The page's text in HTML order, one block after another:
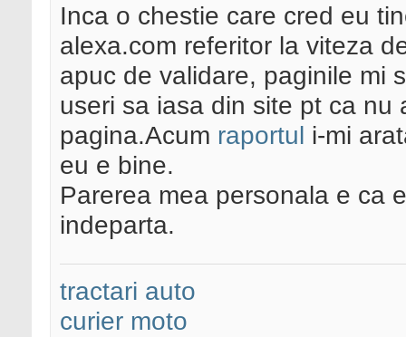
Inca o chestie care cred eu
alexa.com referitor la viteza
apuc de validare, paginile mi
useri sa iasa din site pt ca
pagina.Acum raportul i-mi
eu e bine.
Parerea mea personala e ca
indeparta.
tractari auto
curier moto